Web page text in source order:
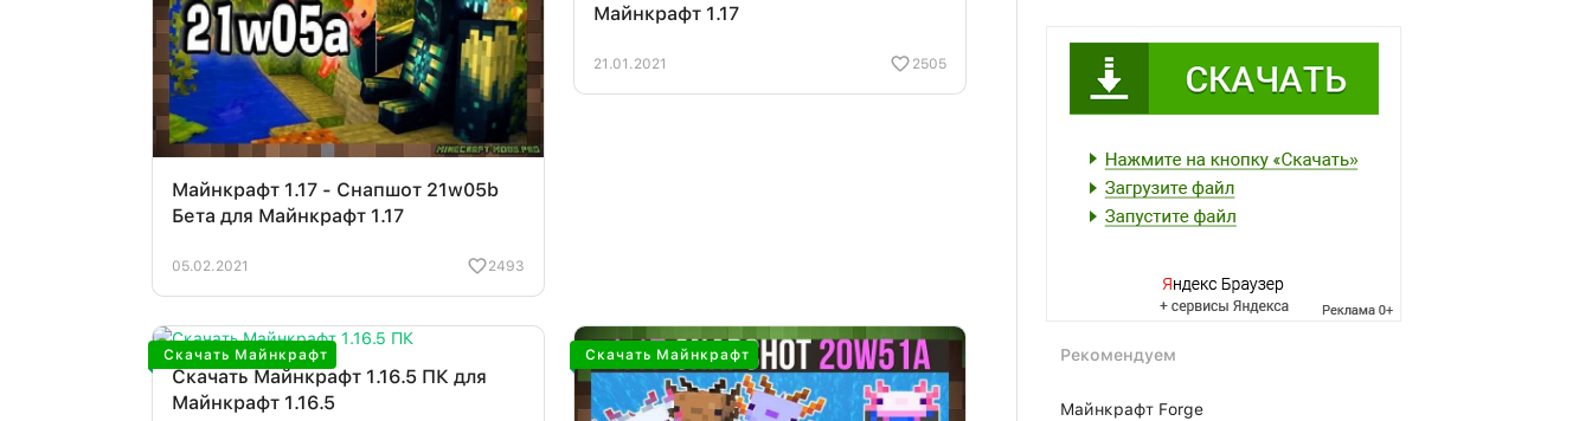
Майнкрафт 1.17 - Снапшот 21w05b
Бета для Майнкрафт 1.17
05.02.2021 2493
Майнкрафт 1.17
21.01.2021 2505
Скачать Майнкрафт
Скачать Майнкрафт 1.16.5 ПК для
Майнкрафт 1.16.5
Скачать Майнкрафт Рекомендуем
Майнкрафт Forge